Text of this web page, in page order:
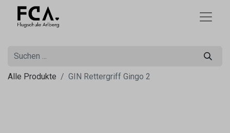
Alle Produkte GIN Rettergriff Gingo 2